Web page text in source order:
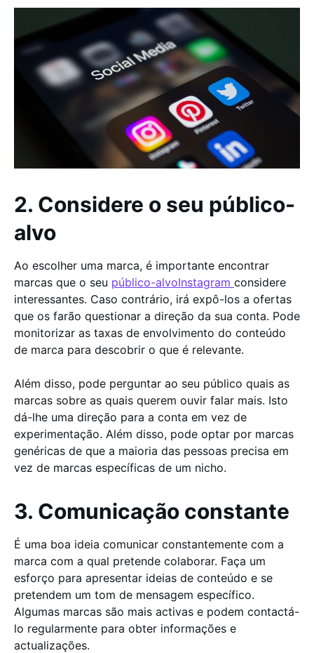
2. Considere o seu público-
alvo
Ao escolher uma marca, é importante encontrar
marcas que o seu público-alvoInstagram considere
interessantes. Caso contrário, irá expô-los a ofertas
que os farão questionar a direção da sua conta. Pode
monitorizar as taxas de envolvimento do conteúdo
de marca para descobrir o que é relevante.
Além disso, pode perguntar ao seu público quais as
marcas sobre as quais querem ouvir falar mais. Isto
dá-lhe uma direção para a conta em vez de
experimentação. Além disso, pode optar por marcas
genéricas de que a maioria das pessoas precisa em
vez de marcas específicas de um nicho.
3. Comunicação constante
É uma boa ideia comunicar constantemente com a
marca com a qual pretende colaborar. Faça um
esforço para apresentar ideias de conteúdo e se
pretendem um tom de mensagem específico.
Algumas marcas são mais activas e podem contactá-
lo regularmente para obter informações e
actualizações.